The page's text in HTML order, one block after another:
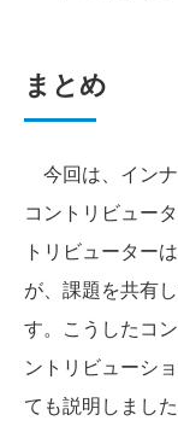
まとめ
今回は、イン
コントリビュー
トリビューター
が、課題を共有
す。こうしたコ
ントリビューシ
ても説明しました